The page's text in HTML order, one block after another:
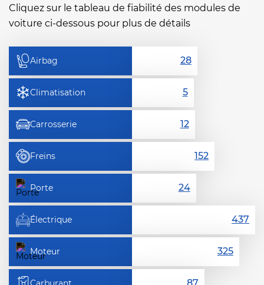
Cliquez sur le tableau de fiabilité des modules de
voiture ci-dessous pour plus de détails
Airbag
Climatisation
Carrosserie
Freins
Porte
Électrique
Moteur